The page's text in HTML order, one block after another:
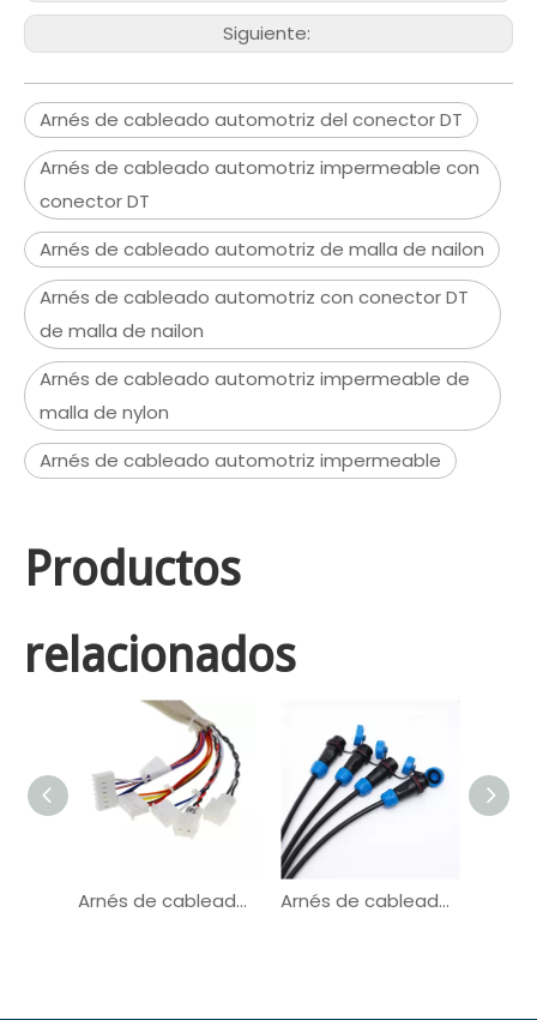
Siguiente:
Arnés de cableado automotriz del conector DT
Arnés de cableado automotriz impermeable con
conector DT
Arnés de cableado automotriz de malla de nailon
Arnés de cableado automotriz con conector DT
de malla de nailon
Arnés de cableado automotriz impermeable de
malla de nylon
Arnés de cableado automotriz impermeable
Productos
relacionados
Arnés de cableado automotriz del vehículo del conector de Molex de la tela Arnés de cableado automotriz de suministro de energía del conector M12